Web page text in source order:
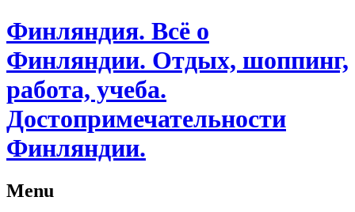
Финляндия. Всё о
Финляндии. Отдых, шоппинг,
работа, учеба.
Достопримечательности
Финляндии.
Menu